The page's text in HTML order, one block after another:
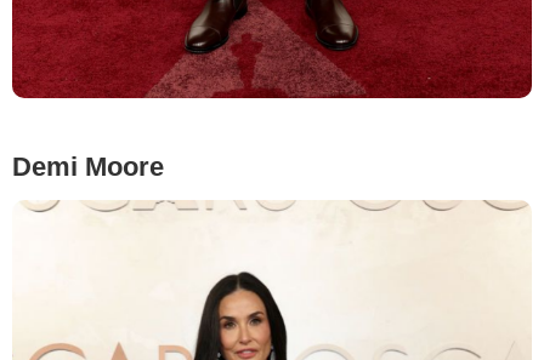
Demi Moore
Getty